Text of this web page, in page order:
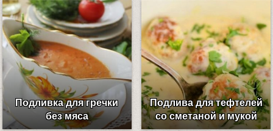
Подливка для гречки
без мяса
Подлива для тефтелей
со сметаной и мукой